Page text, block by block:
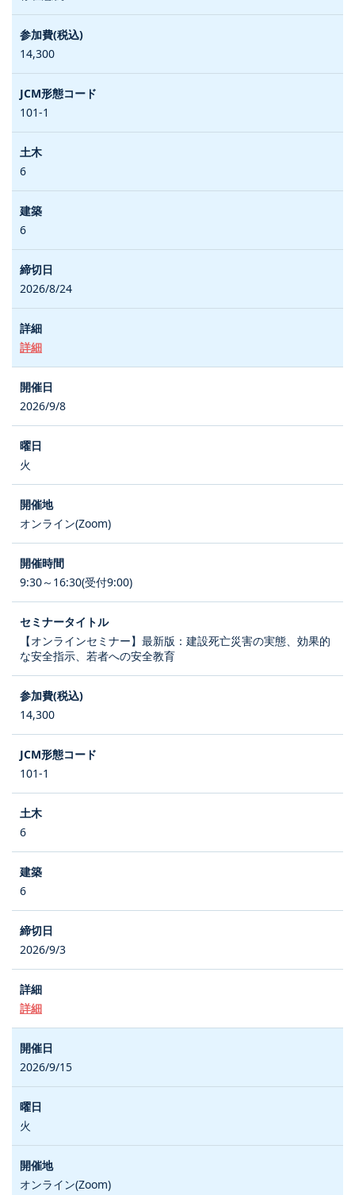
14,300
101-1
6
6
2026/8/24
詳細
2026/9/8
火
オンライン(Zoom)
9:30～16:30(受付9:00)
【オンラインセミナー】最新版：建設死亡災害の実態、効果的
な安全指示、若者への安全教育
14,300
101-1
6
6
2026/9/3
詳細
2026/9/15
火
オンライン(Zoom)